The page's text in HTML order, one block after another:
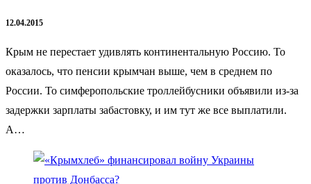
12.04.2015
Крым не перестает удивлять континентальную Россию. То
оказалось, что пенсии крымчан выше, чем в среднем по
России. То симферопольские троллейбусники объявили из-за
задержки зарплаты забастовку, и им тут же все выплатили.
А…